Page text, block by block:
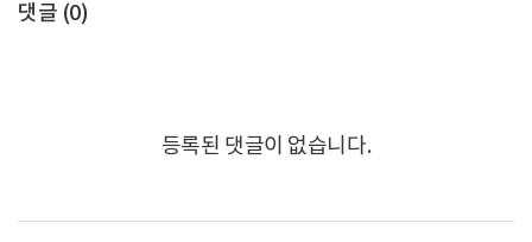
댓글 (0)
등록된 댓글이 없습니다.